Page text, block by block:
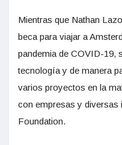
Mientras que Nathan
beca para viajar a
pandemia de COVID-19,
tecnología y de manera
varios proyectos en la
con empresas y diversas
Foundation.